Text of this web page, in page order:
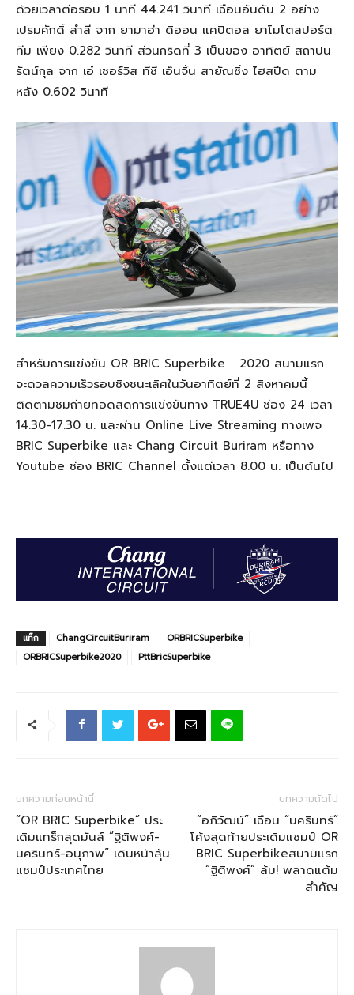
ด้วยเวลาต่อรอบ 1 นาที 44.241 วินาที เฉือนอันดับ 2 อย่าง
เปรมศักดิ์ สำลี จาก ยามาฮ่า ดิออน แคปิตอล ยาโมโตสปอร์ต
ทีม เพียง 0.282 วินาที ส่วนกริดที่ 3 เป็นของ อาทิตย์ สถาปน
รัตน์กุล จาก เอ๋ เซอร์วิส ทีซี เอ็นจิ้น สายัณซิ่ง ไฮสปีด ตาม
หลัง 0.602 วินาที
สำหรับการแข่งขัน OR BRIC Superbike 2020 สนามแรก
จะดวลความเร็วรอบชิงชนะเลิศในวันอาทิตย์ที่ 2 สิงหาคมนี้
ติดตามชมถ่ายทอดสดการแข่งขันทาง TRUE4U ช่อง 24 เวลา
14.30-17.30 น. และผ่าน Online Live Streaming ทางเพจ
BRIC Superbike และ Chang Circuit Buriram หรือทาง
Youtube ช่อง BRIC Channel ตั้งแต่เวลา 8.00 น. เป็นต้นไป
แท็ก ChangCircuitBuriram
ORBRICSuperbike
ORBRICSuperbike2020
PttBricSuperbike
บทความก่อนหน้านี้
“OR BRIC Superbike” ประ
เดิมแทร็กสุดมันส์ “ฐิติพงศ์-
นครินทร์-อนุภาพ” เดินหน้าลุ้น
แชมป์ประเทศไทย
บทความถัดไป
“อภิวัฒน์” เฉือน “นครินทร์”
โค้งสุดท้ายประเดิมแชมป์ OR
BRIC Superbikeสนามแรก
“ฐิติพงศ์” ล้ม! พลาดแต้ม
สำคัญ